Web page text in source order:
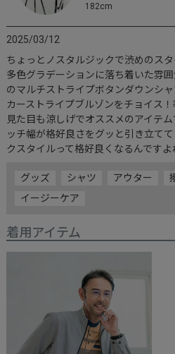
182cm
2025/03/12
ちょっとノスタルジックで渋めのス
多色グラデーションに落ち着いた雰
のマルチストライプボタンダウンシ
カーストライプブルゾンをチョイス
見た目も涼しげでオススメのアイテ
ッチ幅が格好良さをグッと引き立て
クスタイルって格好良くなるんですよ
グッズ シャツ アウター
イージーケア
着用アイテム